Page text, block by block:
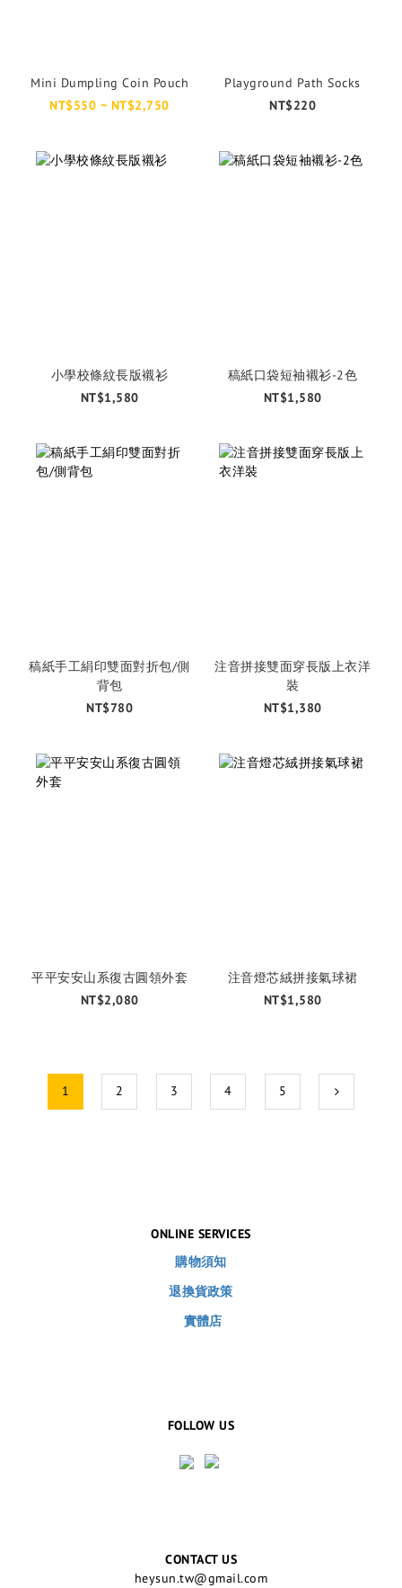
Mini Dumpling Coin Pouch
NT$550 ~ NT$2,750
Playground Path Socks
NT$220
小學校條紋長版襯衫
NT$1,580
稿紙口袋短袖襯衫-2色
NT$1,580
稿紙手工絹印雙面對折包/側
背包
NT$780
注音拼接雙面穿長版上衣洋
裝
NT$1,380
平平安安山系復古圓領外套
NT$2,080
注音燈芯絨拼接氣球裙
NT$1,580
1 2 3 4 5
ONLINE SERVICES
購物須知
退換貨政策
實體店
FOLLOW US
CONTACT US
heysun.tw@gmail.com